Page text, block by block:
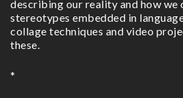
describing our reality and how we
stereotypes embedded in
collage techniques and video
these.
*